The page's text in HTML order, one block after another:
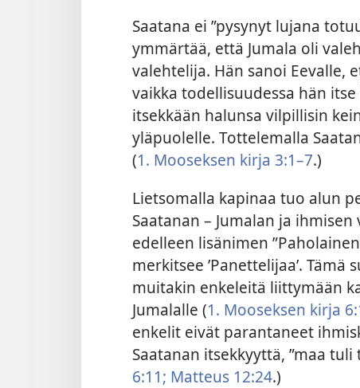
Saatana ei ”pysynyt lujana
ymmärtää, että Jumala oli
valehtelija. Hän sanoi Eevalle,
vaikka todellisuudessa hän
itsekkään halunsa vilpillisin
yläpuolelle. Tottelemalla
(1. Mooseksen kirja 3:1–7.)
Lietsomalla kapinaa tuo alun
Saatanan – Jumalan ja
edelleen lisänimen
merkitsee ’Panettelijaa’.
muitakin enkeleitä liittymään
Jumalalle (1. Mooseksen kirja
enkelit eivät parantaneet
Saatanan itsekkyyttä, ”maa tuli
6:11; Matteus 12:24.)